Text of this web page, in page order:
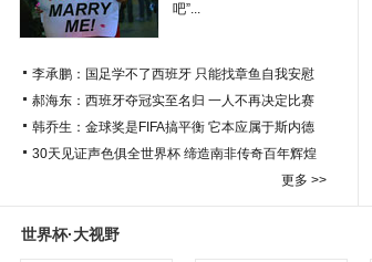
吧”...
李承鹏：国足学不了西班牙 只能找章鱼自我安慰
郝海东：西班牙夺冠实至名归 一人不再决定比赛
韩乔生：金球奖是FIFA搞平衡 它本应属于斯内德
30天见证声色俱全世界杯 缔造南非传奇百年辉煌
更多 >>
世界杯·大视野